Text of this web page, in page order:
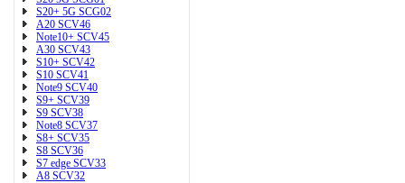
S20+ 5G SCG02
A20 SCV46
Note10+ SCV45
A30 SCV43
S10+ SCV42
S10 SCV41
Note9 SCV40
S9+ SCV39
S9 SCV38
Note8 SCV37
S8+ SCV35
S8 SCV36
S7 edge SCV33
A8 SCV32